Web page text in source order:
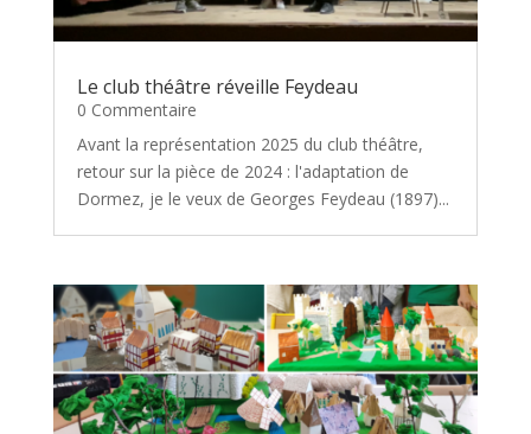
Le club théâtre réveille Feydeau
0 Commentaire
Avant la représentation 2025 du club théâtre,
retour sur la pièce de 2024 : l'adaptation de
Dormez, je le veux de Georges Feydeau (1897)...